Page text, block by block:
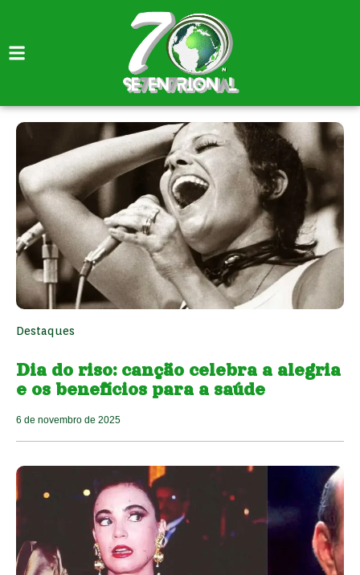
Destaques
Dia do riso: canção celebra a alegria
e os benefícios para a saúde
6 de novembro de 2025